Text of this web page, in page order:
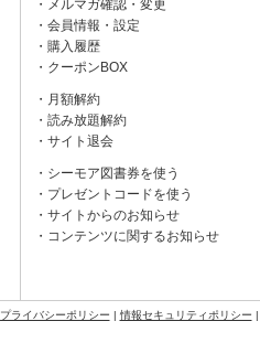
メルマガ確認・変更
会員情報・設定
購入履歴
クーポンBOX
月額解約
読み放題解約
サイト退会
シーモア図書券を使う
プレゼントコードを使う
サイトからのお知らせ
コンテンツに関するお知らせ
プライバシーポリシー 情報セキュリティポリシー